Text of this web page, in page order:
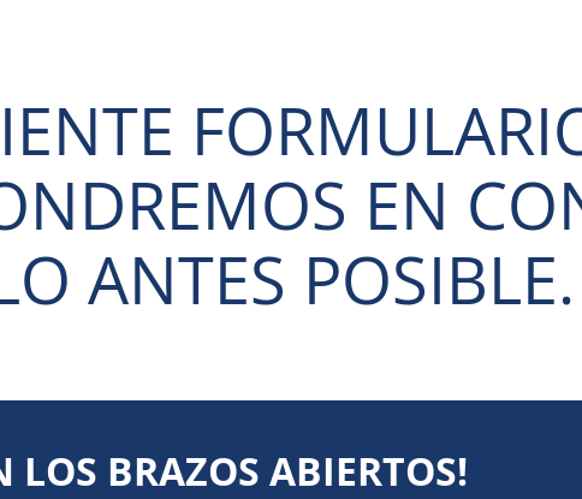
EN
ANTES POSIBLE.
LOS BRAZOS ABIERTOS!